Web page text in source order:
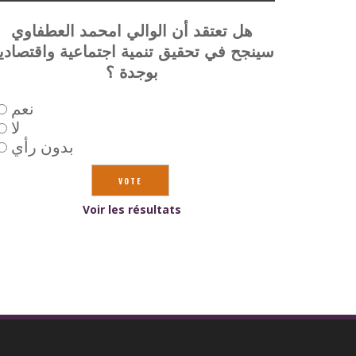
هل تعتقد أن الوالي امحمد العطفاوي
سينجح في تحقيق تنمية اجتماعية
بوجدة ؟
نعم
لا
بدون رأي
Voir les résultats